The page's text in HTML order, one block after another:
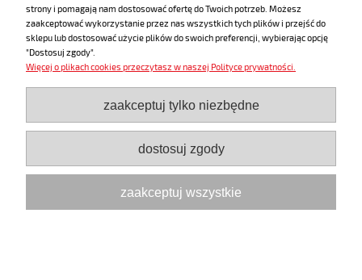
« 1 2
POMOC
MOJE KONTO
INFORMACJE
strony i pomagają nam dostosować ofertę do Twoich potrzeb. Możesz
zaakceptować wykorzystanie przez nas wszystkich tych plików i przejść do
sklepu lub dostosować użycie plików do swoich preferencji, wybierając opcję
"Dostosuj zgody".
Więcej o plikach cookies przeczytasz w naszej Polityce prywatności.
zaakceptuj tylko niezbędne
dostosuj zgody
zaakceptuj wszystkie